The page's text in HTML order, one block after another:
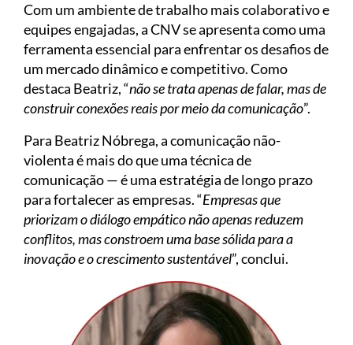
Com um ambiente de trabalho mais colaborativo e
equipes engajadas, a CNV se apresenta como uma
ferramenta essencial para enfrentar os desafios de
um mercado dinâmico e competitivo. Como
destaca Beatriz, “não se trata apenas de falar, mas de
construir conexões reais por meio da comunicação”.
Para Beatriz Nóbrega, a comunicação não-
violenta é mais do que uma técnica de
comunicação — é uma estratégia de longo prazo
para fortalecer as empresas. “Empresas que
priorizam o diálogo empático não apenas reduzem
conflitos, mas constroem uma base sólida para a
inovação e o crescimento sustentável”, conclui.